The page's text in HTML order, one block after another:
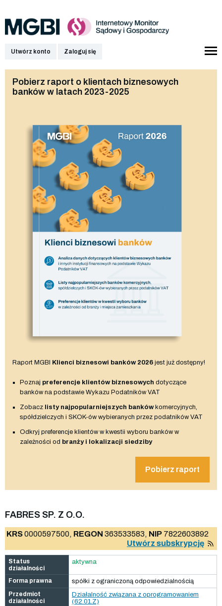
Utwórz konto Zaloguj się
Pobierz raport o klientach biznesowych
banków w latach 2023-2025
Raport MGBI Klienci biznesowi banków 2026 jest już dostępny!
Poznaj preferencje klientów biznesowych dotyczące
banków na podstawie Wykazu Podatników VAT
Zobacz listy najpopularniejszych bankówkomercyjnych,
spółdzielczych i SKOK-ów wybieranych przez podatników VAT
Odkryj preferencje klientów w kwestii wyboru banków w
zależności od branży i lokalizacji siedziby
Pobierz raport
FABRES SP. Z O.O.
KRS0000597500, REGON 363533583, NIP 7822603892
Utwórz subskrypcję
Status
działalności
aktywna
Forma prawna
spółki z ograniczoną odpowiedzialnością
Przedmiot
działalności
Działalność związana z oprogramowaniem
(62.01.Z)